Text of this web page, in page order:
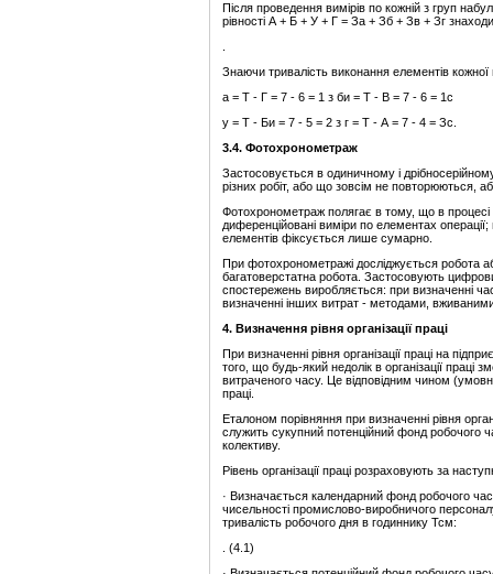
Після проведення вимірів по кожній з груп
рівності А + Б + У + Г = За + Зб + Зв + Зг
Знаючи тривалість виконання елементів
а = Т - Г = 7 - 6 = 1 з би = Т - В = 7 - 6 = 1с
у = Т - Би = 7 - 5 = 2 з г = Т - А = 7 - 4 = Зс.
3.4. Фотохронометраж
Застосовується в одиничному і
різних робіт, або що зовсім не повторюються,
Фотохронометраж полягає в тому, що в
диференційовані виміри по елементах
елементів фіксується лише сумарно.
При фотохронометражі досліджується робота
багатоверстатна робота. Застосовують
спостережень виробляється: при визначенні
визначенні інших витрат - методами,
4. Визначення рівня організації праці
При визначенні рівня організації праці на
того, що будь-який недолік в організації
витраченого часу. Це відповідним чином
праці.
Еталоном порівняння при визначенні рівня
служить сукупний потенційний фонд
колективу.
Рівень організації праці розраховують за
· Визначається календарний фонд робочого
чисельності промислово-виробничого
тривалість робочого дня в годиннику Тсм:
. (4.1)